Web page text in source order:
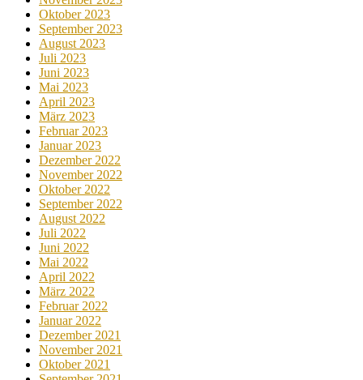
Oktober 2023
September 2023
August 2023
Juli 2023
Juni 2023
Mai 2023
April 2023
März 2023
Februar 2023
Januar 2023
Dezember 2022
November 2022
Oktober 2022
September 2022
August 2022
Juli 2022
Juni 2022
Mai 2022
April 2022
März 2022
Februar 2022
Januar 2022
Dezember 2021
November 2021
Oktober 2021